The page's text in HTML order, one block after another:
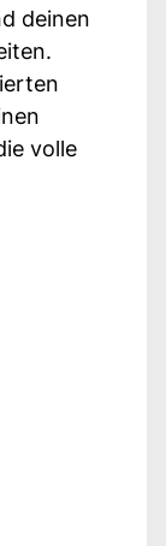
deinen
volle